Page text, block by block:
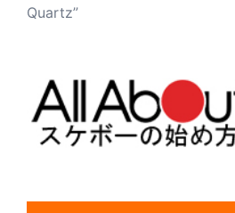
Quartz”